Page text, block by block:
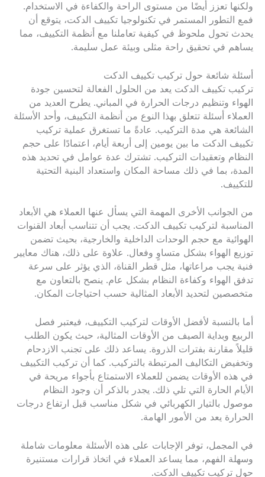
ولكنها تعزز أيضًا من مستوى الراحة والكفاءة في الاستخدام.
فمع التطور المستمر في تكنولوجيا تكييف الدكت، يتوقع أن
يحدث تحول ملحوظ في كيفية تعاملنا مع أنظمة التكييف، مما
يساهم في تحقيق راحة مثلى وبيئة عمل سليمة.
أسئلة شائعة حول تركيب تكييف الدكت
تركيب تكييف الدكت يعد من الحلول الفعالة لتحسين جودة
الهواء وتنظيم درجات الحرارة في المباني. يطرح العديد من
العملاء أسئلة تتعلق بهذا النوع من أنظمة التكييف، وأحد الأسئلة
الشائعة هي مدة التركيب. عادةً ما تستغرق عملية تركيب
تكييف الدكت ما بين يومين إلى أربعة أيام، اعتمادًا على حجم
النظام وتعقيدات التركيب. تشترك عدة عوامل في تحديد هذه
المدة، بما في ذلك مساحة المكان واستعداد البنية التحتية
للتكييف.
من الجوانب الأخرى المهمة التي يسأل عنها العملاء هي الأبعاد
المناسبة لتركيب تكييف الدكت. يجب أن تتناسب أبعاد القنوات
الهوائية مع حجم الوحدات الداخلية والخارجية، بحيث تضمن
توزيع الهواء بشكل متساوٍ وفعال. علاوة على ذلك، هناك معايير
فنية يجب مراعاتها، مثل قطر القناة، الذي يؤثر على سرعة
تدفق الهواء وكفاءة النظام بشكل عام. ينصح بالتعاون مع
متخصصين لتحديد الأبعاد المثالية حسب احتياجات المكان.
أما بالنسبة لأفضل الأوقات لتركيب التكييف، فيعتبر فصل
الربيع وبداية الصيف من الأوقات المثالية، حيث يكون الطلب
قليلاً مقارنة بفترات الذروة. يساعد ذلك على تجنب الازدحام
وتخفيض التكاليف المرتبطة بالتركيب. كما أن تركيب التكييف
في هذه الأوقات يضمن للعملاء الاستمتاع بأجواء مريحة في
الأيام الحارة التي تلي ذلك. يجدر بالذكر أن وجود النظام
موصول بالتيار الكهربائي في شكل مناسب قبل ارتفاع درجات
الحرارة يعد من الأمور الهامة.
في المجمل، توفر الإجابات على هذه الأسئلة معلومات شاملة
وسهلة الفهم، مما يساعد العملاء في اتخاذ قرارات مستنيرة
حول تركيب تكييف الدكت.